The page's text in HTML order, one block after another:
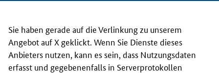
Sie haben gerade auf die Verlinkung zu unserem
Angebot auf X geklickt. Wenn Sie Dienste dieses
Anbieters nutzen, kann es sein, dass Nutzungsdaten
erfasst und gegebenenfalls in Serverprotokollen